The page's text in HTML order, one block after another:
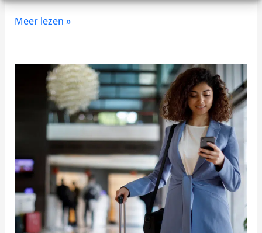
Meer lezen »
Zorgverzekering
aanvullende
reisverzekering